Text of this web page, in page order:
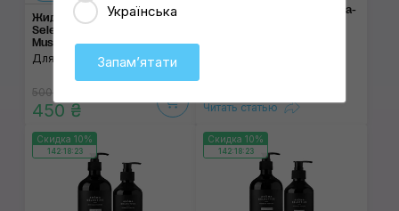
Жидкое мыло Aroma
Selective Liquid Soap White
Musk
Для рук
500 ₴
450 ₴
Салон автомобиля: как уха­
Читать статью
Скидка 10%
142:18:23
Скидка 10%
142:18:23
Українська
Запамʼятати